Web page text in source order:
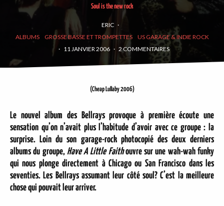
Soul is the new rock
ERIC ·
ALBUMS
GROSSE BASSE ET TROMPETTES
US GARAGE & INDIE ROCK
· 11 JANVIER 2006 · 2 COMMENTAIRES
(Cheap Lullaby 2006)
Le nouvel album des Bellrays provoque à première écoute une
sensation qu’on n’avait plus l’habitude d’avoir avec ce groupe : la
surprise. Loin du son garage-rock photocopié des deux derniers
albums du groupe, Have A Little Faithouvre sur une wah-wah funky
qui nous plonge directement à Chicago ou San Francisco dans les
seventies. Les Bellrays assumant leur côté soul? C’est la meilleure
chose qui pouvait leur arriver.